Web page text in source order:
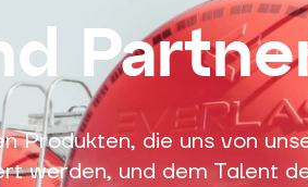
Produkten, die uns von
werden, und dem Talent